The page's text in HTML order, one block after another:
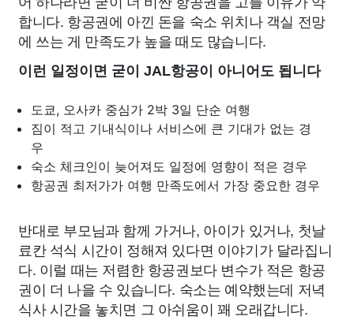
합니다. 항공권에 아낀 돈을 숙소 위치나 객실 전망
에 쓰는 게 만족도가 높을 때도 많습니다.
이런 일정이면 굳이 JAL항공이 아니어도 됩니다
도쿄, 오사카 중심가 2박 3일 단순 여행
짐이 적고 기내식이나 서비스에 큰 기대가 없는 경
우
숙소 체크인이 늦어져도 일정에 영향이 적은 경우
항공권 최저가가 여행 만족도에서 가장 중요한 경우
반대로 부모님과 함께 가거나, 아이가 있거나, 첫날
료칸 석식 시간이 정해져 있다면 이야기가 달라집니
다. 이럴 때는 저렴한 항공권보다 변수가 적은 항공
권이 더 나을 수 있습니다. 숙소는 예약했는데 저녁
식사 시간을 놓치면 그 아쉬움이 꽤 오래갑니다.